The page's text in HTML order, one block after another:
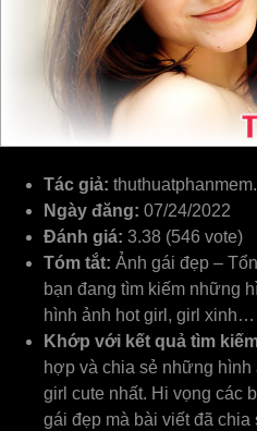
Tác giả:
Ngày đăng: 07/24/2022
Đánh giá: 3.38 (546 vote)
Tóm tắt: Ảnh gái đẹp –
bạn đang tìm kiếm những
hình ảnh hot girl, girl
Khớp với kết quả tìm
hợp và chia sẻ những hình
girl cute nhất. Hi vọng các
gái đẹp mà bài viết đã